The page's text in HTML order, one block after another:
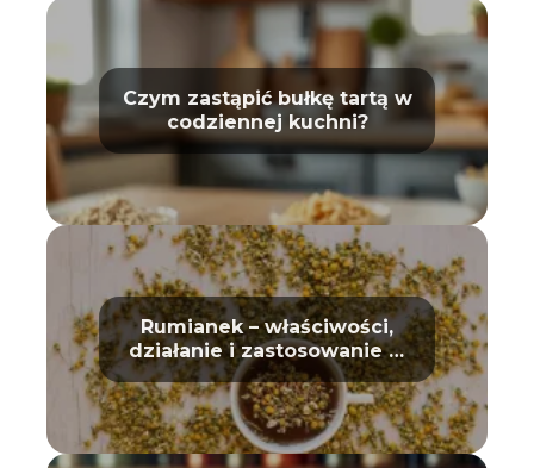
Czym zastąpić bułkę tartą w
codziennej kuchni?
Rumianek – właściwości,
działanie i zastosowanie w
domu oraz kosmetyce